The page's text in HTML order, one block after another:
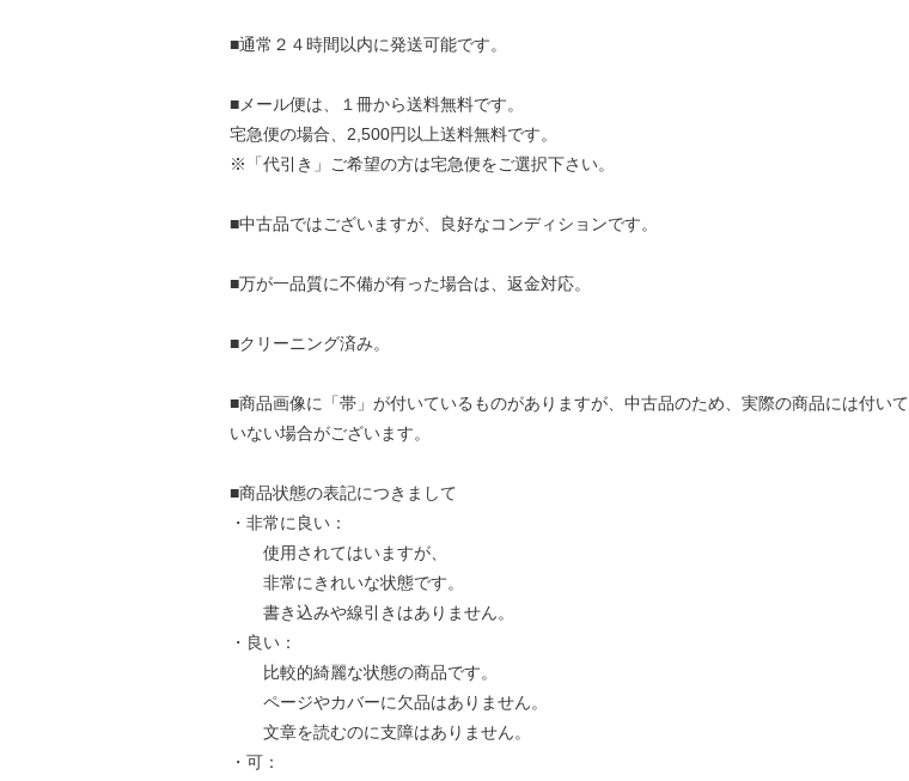
■通常２４時間以内に発送可能です。
■メール便は、１冊から送料無料です。
宅急便の場合、2,500円以上送料無料です。
※「代引き」ご希望の方は宅急便をご選択下さい。
■中古品ではございますが、良好なコンディションです。
■万が一品質に不備が有った場合は、返金対応。
■クリーニング済み。
■商品画像に「帯」が付いているものがありますが、中古品のため、実際の商品には付いて
いない場合がございます。
■商品状態の表記につきまして
・非常に良い：
使用されてはいますが、
非常にきれいな状態です。
書き込みや線引きはありません。
・良い：
比較的綺麗な状態の商品です。
ページやカバーに欠品はありません。
文章を読むのに支障はありません。
・可：